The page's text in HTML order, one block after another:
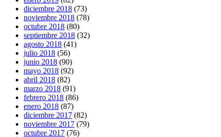
diciembre 2018 (73)
noviembre 2018 (78)
octubre 2018 (80)
septiembre 2018 (32)
agosto 2018 (41)
julio 2018 (56)
junio 2018 (90)
mayo 2018 (92)
abril 2018 (82)
marzo 2018 (91)
febrero 2018 (86)
enero 2018 (87)
diciembre 2017 (82)
noviembre 2017 (79)
octubre 2017 (76)